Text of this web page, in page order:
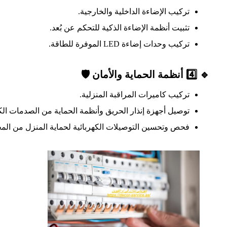
تركيب الإضاءة الداخلية والخارجية.
تثبيت أنظمة الإضاءة الذكية للتحكم عن بُعد.
تركيب وحدات إضاءة LED الموفرة للطاقة.
🔹 4️⃣ أنظمة الحماية والأمان 🛡️
تركيب كاميرات المراقبة المنزلية.
توصيل أجهزة إنذار الحريق وأنظمة الحماية من الصدمات
فحص وتحسين التوصيلات الكهربائية لحماية المنزل من